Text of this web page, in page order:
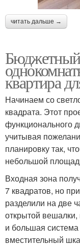
читать дальше →
квартира
Начинаем со
квадрата. Этот
функционального
учитывая
планировку так,
небольшой
Входная зона
7 квадратов, но
разделили на две
открытой вешалки,
и большая
вместительный